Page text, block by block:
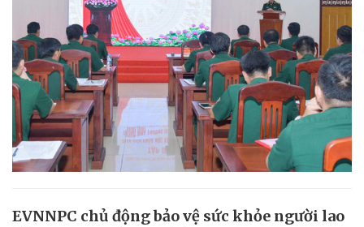
EVNNPC chủ động bảo vệ sức khỏe người lao